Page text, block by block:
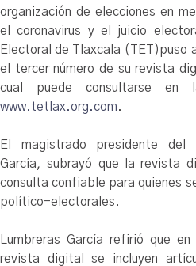
organización de elecciones en
el coronavirus y el juicio
Electoral de Tlaxcala (TET)puso
el tercer número de su revista
cual puede consultarse en
www.tetlax.org.com.
El magistrado presidente del
García, subrayó que la revista
consulta confiable para quienes
político-electorales.
Lumbreras García refirió que
revista digital se incluyen